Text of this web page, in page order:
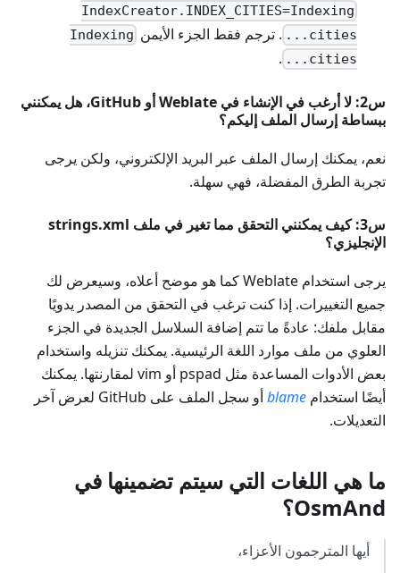
IndexCreator.INDEX_CITIES=Indexing
cities...
. ترجم فقط الجزء الأيمن Indexing
cities...
.
س2: لا أرغب في الإنشاء في Weblate أو GitHub، هل يمكنني
ببساطة إرسال الملف إليكم؟
نعم، يمكنك إرسال الملف عبر البريد الإلكتروني، ولكن يرجى
تجربة الطرق المفضلة، فهي سهلة.
س3: كيف يمكنني التحقق مما تغير في ملف
strings.xml
الإنجليزي؟
يرجى استخدام Weblate كما هو موضح أعلاه، وسيعرض لك
جميع التغييرات. إذا كنت ترغب في التحقق من المصدر يدويًا
مقابل ملفك: عادةً ما تتم إضافة السلاسل الجديدة في الجزء
العلوي من ملف موارد اللغة الرئيسية. يمكنك تنزيله واستخدام
بعض الأدوات المساعدة مثل pspad أو vim لمقارنتها. يمكنك
أيضًا استخدام blame
أو سجل الملف على GitHub لعرض آخر
التعديلات.
ما هي اللغات التي سيتم تضمينها في
OsmAnd؟
أيها المترجمون الأعزاء،